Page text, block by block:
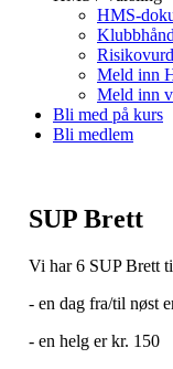
HMS-
Meld inn
Meld inn
Bli med på kurs
Bli medlem
SUP Brett
Vi har 6 SUP Brett
- en dag fra/til nøst
- en helg er kr. 150